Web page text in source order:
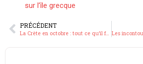
sur l’île grecque
PRÉCÉDENT
La Crète en octobre : tout ce qu’il faut savoir sur le climat, les billets et les activités